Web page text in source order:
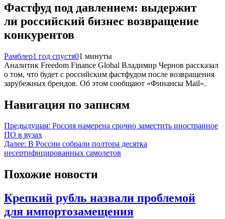
Фастфуд под давлением: выдержит
ли российский бизнес возвращение
конкурентов
Рамблер1 год спустя01 минуты
Аналитик Freedom Finance Global Владимир Чернов рассказал
о том, что будет с российским фастфудом после возвращения
зарубежных брендов. Об этом сообщают «Финансы Mail».
Навигация по записям
Предыдущая: Россия намерена срочно заместить иностранное
ПО в вузах
Далее: В России собрали полтора десятка
несертифицированных самолетов
Похожие новости
Крепкий рубль назвали проблемой
для импортозамещения